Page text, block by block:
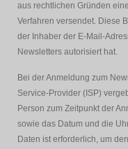
aus rechtlichen Gründen
Verfahren versendet. Diese
der Inhaber der E-Mail-
Newsletters autorisiert hat.
Bei der Anmeldung zum
Service-Provider (ISP)
Person zum Zeitpunkt der
sowie das Datum und die
Daten ist erforderlich, um